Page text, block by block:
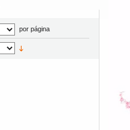
por página